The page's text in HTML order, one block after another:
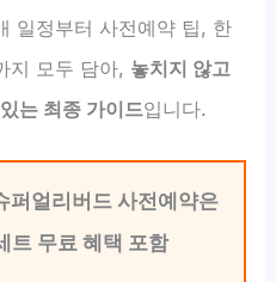
일정부터 사전예약 팁, 한
지 모두 담아, 놓치지 않고
는 최종 가이드입니다.
얼리버드 사전예약은
트 무료 혜택 포함